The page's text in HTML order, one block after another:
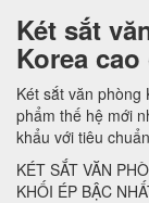
Két sắt
Korea cao
Két sắt văn phòng
phẩm thế hệ mới
khẩu với tiêu
KÉT SẮT VĂN
KHỐI ÉP BẬC